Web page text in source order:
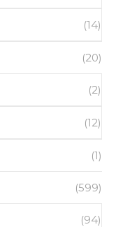
(14)
(20)
(2)
(12)
(1)
(599)
(94)